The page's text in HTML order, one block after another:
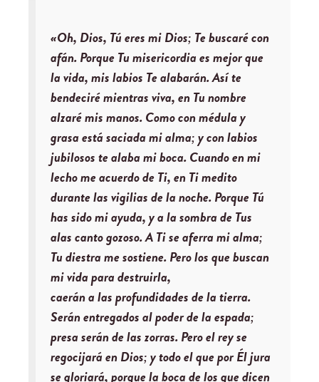
«Oh, Dios, Tú eres mi Dios; Te buscaré con
afán. Porque Tu misericordia es mejor que
la vida, mis labios Te alabarán. Así te
bendeciré mientras viva, en Tu nombre
alzaré mis manos. Como con médula y
grasa está saciada mi alma; y con labios
jubilosos te alaba mi boca. Cuando en mi
lecho me acuerdo de Ti, en Ti medito
durante las vigilias de la noche. Porque Tú
has sido mi ayuda, y a la sombra de Tus
alas canto gozoso. A Ti se aferra mi alma;
Tu diestra me sostiene. Pero los que buscan
mi vida para destruirla,
caerán a las profundidades de la tierra.
Serán entregados al poder de la espada;
presa serán de las zorras. Pero el rey se
regocijará en Dios; y todo el que por Él jura
se gloriará, porque la boca de los que dicen